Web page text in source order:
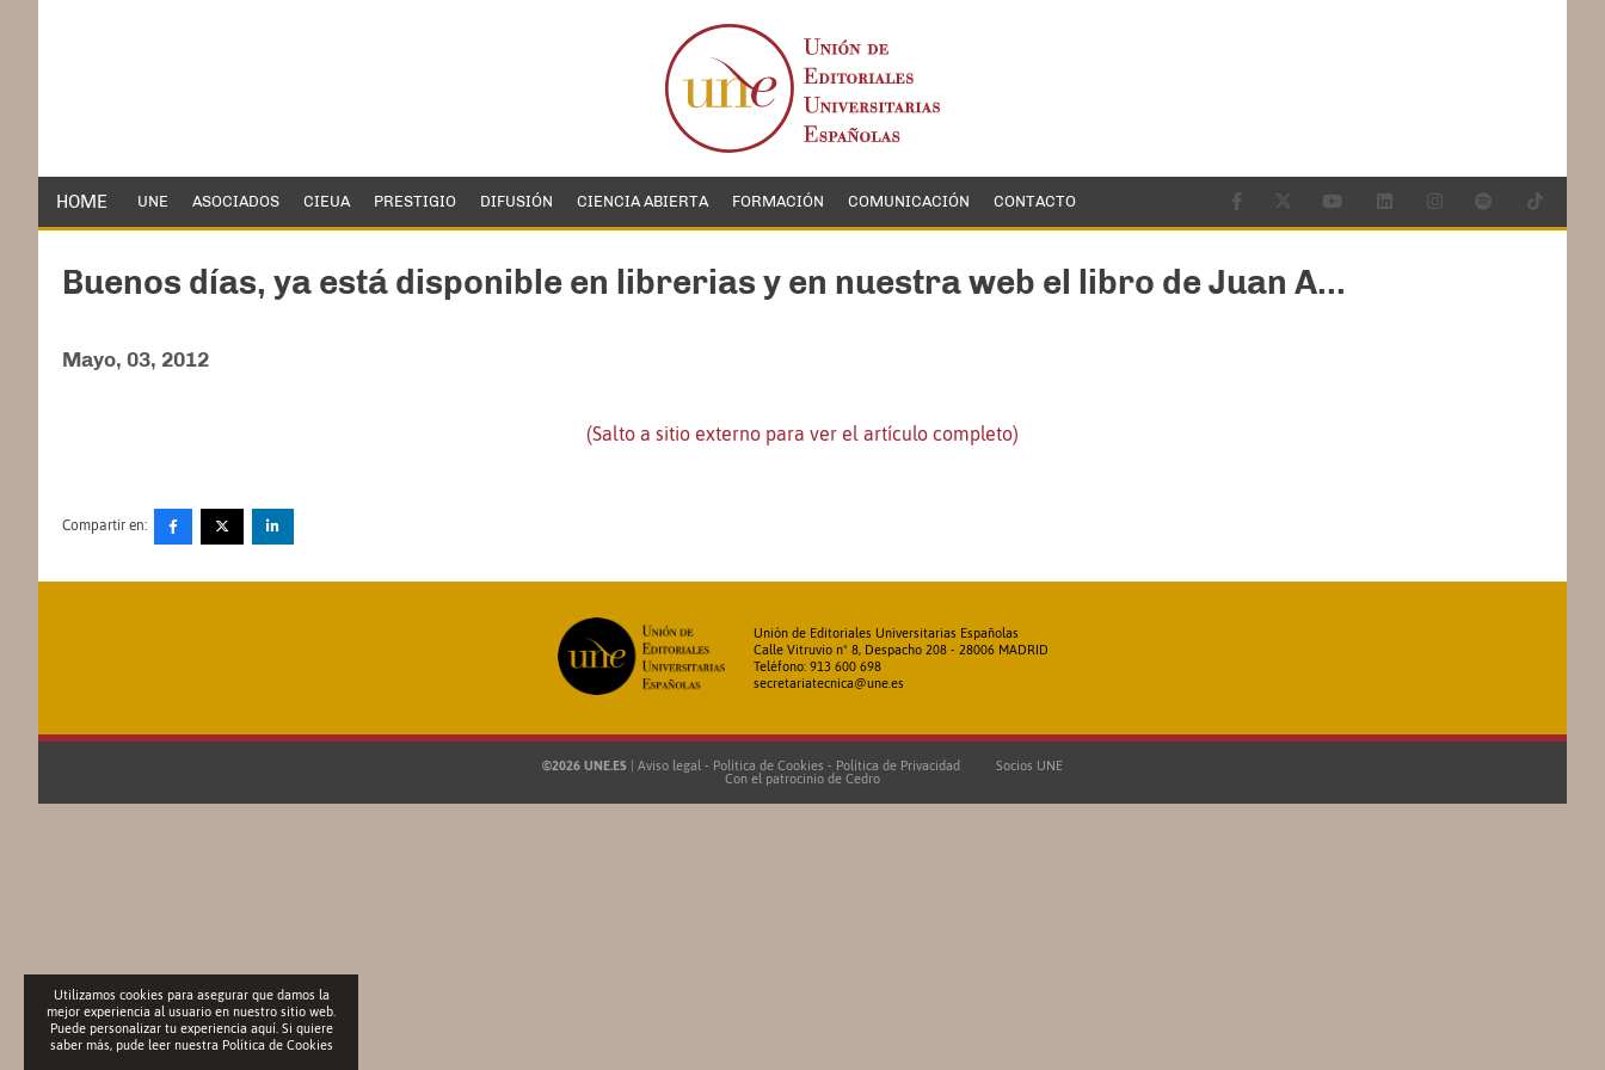
HOME UNE ASOCIADOS CIEUA PRESTIGIO DIFUSIÓN CIENCIA ABIERTA FORMACIÓN COMUNICACIÓN CONTACTO
Buenos días, ya está disponible en librerias y en nuestra web el libro de Juan A...
Mayo, 03, 2012
(Salto a sitio externo para ver el artículo completo)
Compartir en:
Unión de Editoriales Universitarias Españolas
Calle Vitruvio nº 8, Despacho 208 - 28006 MADRID
Teléfono: 913 600 698
secretariatecnica@une.es
©2026 UNE.ES Aviso legal - Política de Cookies - Política de Privacidad
Socios UNE
Con el patrocinio de Cedro
Utilizamos cookies para asegurar que damos la
mejor experiencia al usuario en nuestro sitio web.
Puede personalizar tu experiencia aquí. Si quiere
saber más, pude leer nuestra Política de Cookies